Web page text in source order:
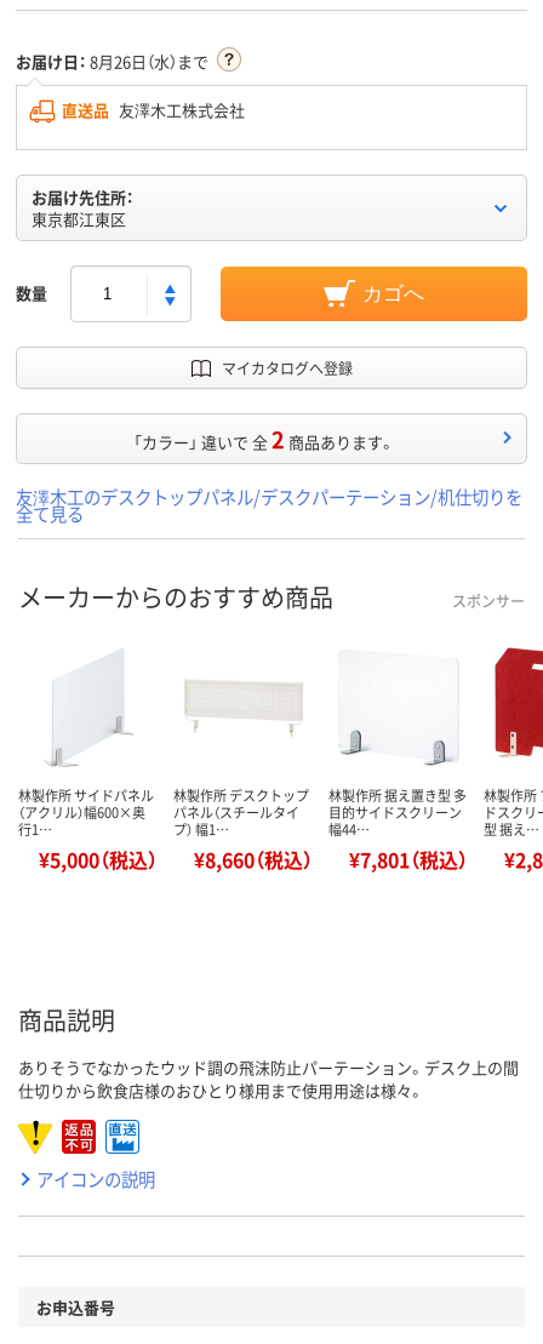
お届け日： 8月26日（水）まで
直送品 友澤木工株式会社
お届け先住所：
東京都江東区
数量 カゴへ
マイカタログへ登録
「カラー」 違いで 全2 商品あります。
友澤木工のデスクトップパネル/デスクパーテーション/机仕切りを
全て見る
メーカーからのおすすめ商品 スポンサー
林製作所 サイドパネル
（アクリル）幅600×奥
行1…
¥5,000（税込）
林製作所 デスクトップ
パネル（スチールタイ
プ） 幅1…
¥8,660（税込）
林製作所 据え置き型 多
目的サイドスクリーン
幅44…
¥7,801（税込）
林製作所
ドスクリ
型 据え…
商品説明
ありそうでなかったウッド調の飛沫防止パーテーション。デスク上の間
仕切りから飲食店様のおひとり様用まで使用用途は様々。
アイコンの説明
お申込番号